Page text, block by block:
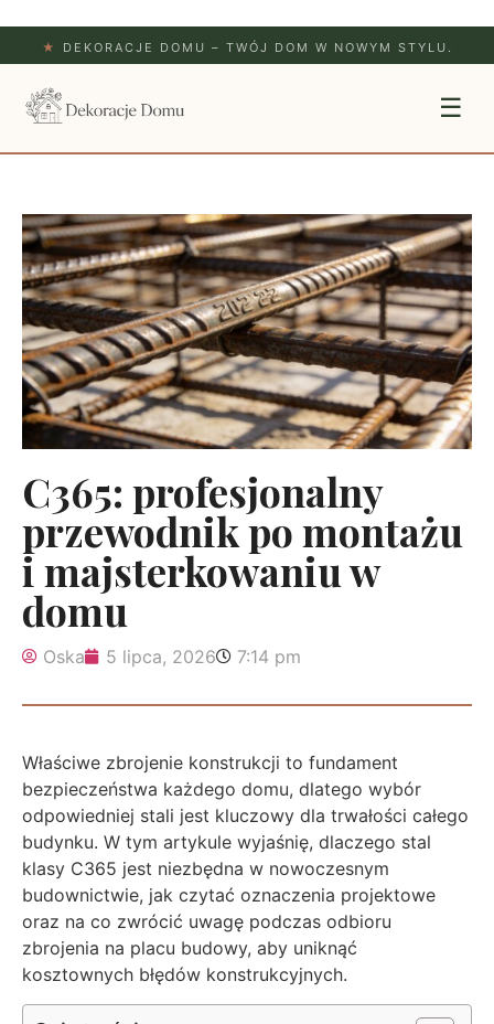
★ DEKORACJE DOMU – TWÓJ DOM W NOWYM STYLU.
☰
C365: profesjonalny
przewodnik po montażu
i majsterkowaniu w
domu
Oska 5 lipca, 2026 7:14 pm
Właściwe zbrojenie konstrukcji to fundament
bezpieczeństwa każdego domu, dlatego wybór
odpowiedniej stali jest kluczowy dla trwałości całego
budynku. W tym artykule wyjaśnię, dlaczego stal
klasy C365 jest niezbędna w nowoczesnym
budownictwie, jak czytać oznaczenia projektowe
oraz na co zwrócić uwagę podczas odbioru
zbrojenia na placu budowy, aby uniknąć
kosztownych błędów konstrukcyjnych.